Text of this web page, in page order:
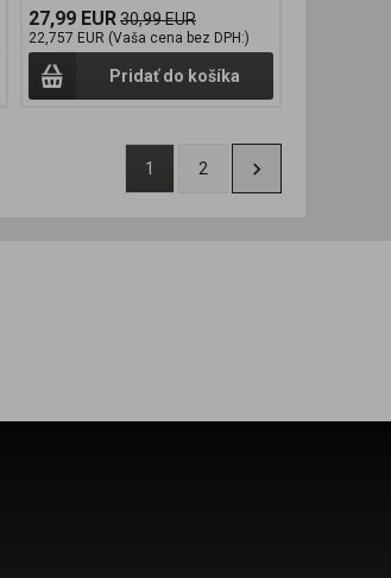
27,99 EUR30,99 EUR
22,757 EUR (Vaša cena bez DPH:)
Pridať do košíka
1 2